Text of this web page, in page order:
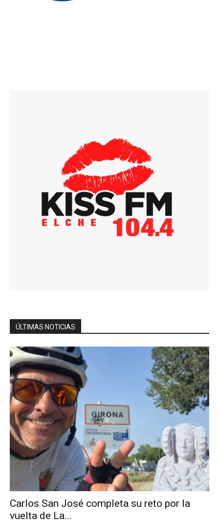
ÚLTIMAS NOTICIAS
Carlos San José completa su reto por la
vuelta de La...